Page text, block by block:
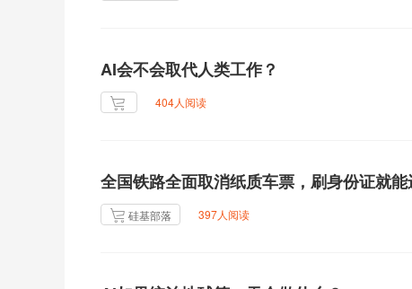
AI会不会取代人类工作？
404人阅读
全国铁路全面取消纸质车票，刷身份证就
硅基部落 397人阅读